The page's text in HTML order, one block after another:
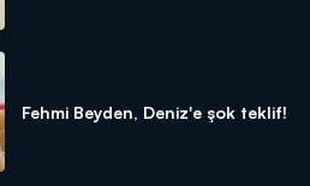
Fehmi Beyden, Deniz'e şok teklif!